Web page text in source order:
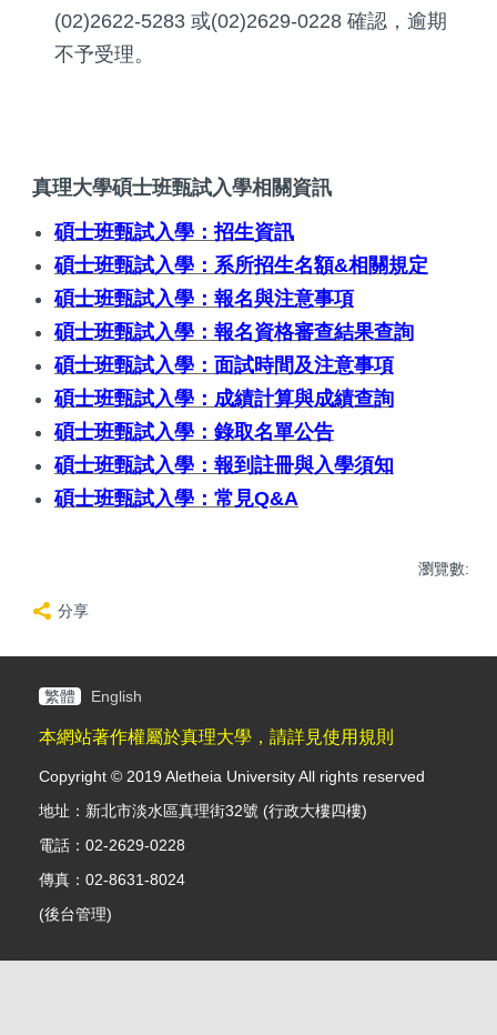
(02)2622-5283 或(02)2629-0228 確認，逾期
不予受理。
真理大學碩士班甄試入學相關資訊
碩士班甄試入學：招生資訊
碩士班甄試入學：系所招生名額&相關規定
碩士班甄試入學：報名與注意事項
碩士班甄試入學：報名資格審查結果查詢
碩士班甄試入學：面試時間及注意事項
碩士班甄試入學：成績計算與成績查詢
碩士班甄試入學：錄取名單公告
碩士班甄試入學：報到註冊與入學須知
碩士班甄試入學：常見Q&A
瀏覽數:
分享
繁體 English
本網站著作權屬於真理大學，請詳見使用規則
Copyright © 2019 Aletheia University All rights reserved
地址：新北市淡水區真理街32號 (行政大樓四樓)
電話：02-2629-0228
傳真：02-8631-8024
(後台管理)